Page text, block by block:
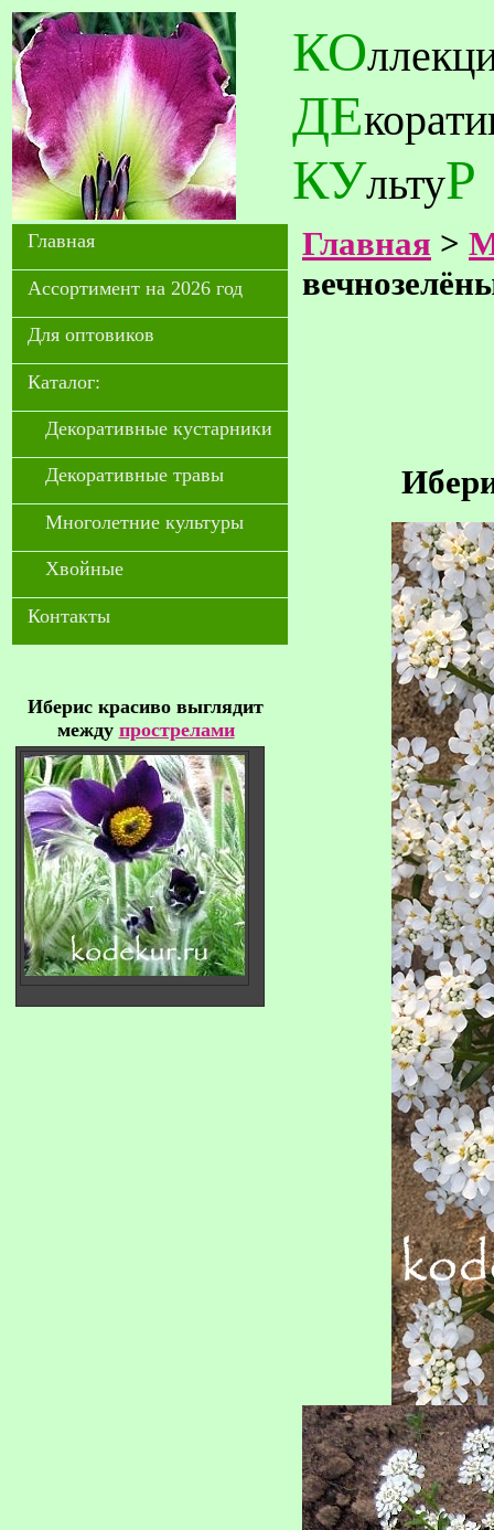
КО
ДЕ
КУльтуР
Главная
Ассортимент на 2026 год
Для оптовиков
Каталог:
Декоративные кустарники
Декоративные травы
Многолетние культуры
Хвойные
Контакты
Иберис красиво выглядит
между прострелами
Главная >